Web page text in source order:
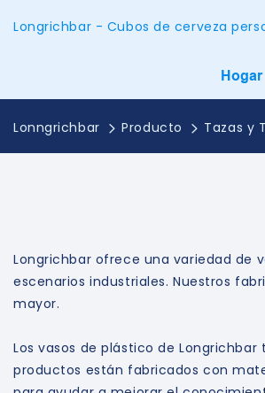
Longrichbar - Cubos de cerveza
Hogar
Lonngrichbar Producto Tazas y
Longrichbar ofrece una variedad de
escenarios industriales. Nuestros
mayor.
Los vasos de plástico de
productos están fabricados con